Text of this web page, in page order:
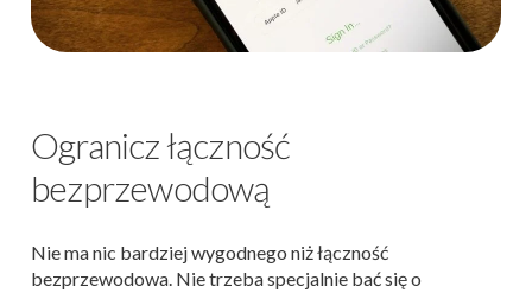
Ogranicz łączność
bezprzewodową
Nie ma nic bardziej wygodnego niż łączność
bezprzewodowa. Nie trzeba specjalnie bać się o